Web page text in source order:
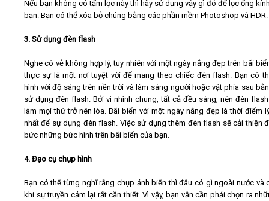
Nếu bạn không có tấm lọc này thì hãy sử dụng vậy gì đó để lọc ống
bạn. Bạn có thể xóa bỏ chúng bằng các phần mềm Photoshop và HDR.
3. Sử dụng đèn flash
Nghe có vẻ không hợp lý, tuy nhiên với một ngày nắng đẹp trên bãi
thực sự là một nơi tuyệt vời để mang theo chiếc đèn flash. Bạn có
hình với độ sáng trên nền trời và làm sáng người hoặc vật phía sau
sử dụng đèn flash. Bởi vì nhình chung, tất cả đều sáng, nên đèn
làm mọi thứ trở nên lóa. Bãi biển với một ngày nắng đẹp là thời điểm
nhất để sự dụng đèn flash. Việc sử dụng thêm đèn flash sẽ cải thiện
bức những bức hình trên bãi biển của bạn.
4. Đạo cụ chụp hình
Bạn có thể từng nghĩ rằng chụp ảnh biển thì đâu có gì ngoài nước và
khi sự truyền cảm lại rất cần thiết. Vì vậy, bạn vẫn cần phải chọn ra